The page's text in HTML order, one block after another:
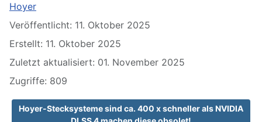
Hoyer
Veröffentlicht: 11. Oktober 2025
Erstellt: 11. Oktober 2025
Zuletzt aktualisiert: 01. November 2025
Zugriffe: 809
Hoyer-Stecksysteme sind ca. 400 x schneller als NVIDIA